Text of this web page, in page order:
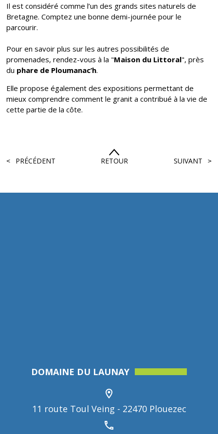
Il est considéré comme l’un des grands sites naturels de
Bretagne. Comptez une bonne demi-journée pour le
parcourir.
Pour en savoir plus sur les autres possibilités de
promenades, rendez-vous à la "Maison du Littoral", près
du phare de Ploumanac’h.
Elle propose également des expositions permettant de
mieux comprendre comment le granit a contribué à la vie de
cette partie de la côte.
SUIVANT
PRÉCÉDENT RETOUR
DOMAINE DU LAUNAY
11 route Toul Veing - 22470 Plouezec